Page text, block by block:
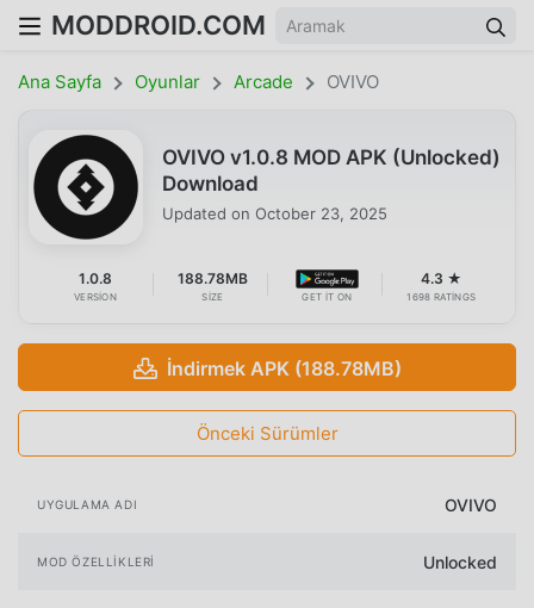
MODDROID.COM
Ana Sayfa Oyunlar Arcade OVIVO
OVIVO v1.0.8 MOD APK (Unlocked)
Download
Updated on October 23, 2025
1.0.8
VERSION
188.78MB
SIZE GET IT ON
4.3 ★
1698 RATINGS
İndirmek APK (188.78MB)
Önceki Sürümler
UYGULAMA ADI OVIVO
MOD ÖZELLIKLERI Unlocked